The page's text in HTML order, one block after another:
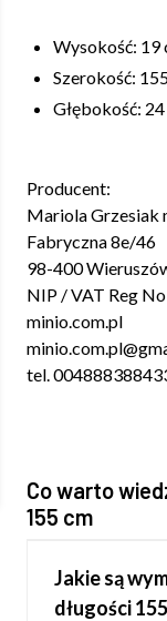
Wysokość: 19
Szerokość:
Głębokość:
Producent:
Mariola Grzesiak
Fabryczna 8e/46
98-400
NIP / VAT Reg
minio.com.pl
tel.
Co warto
155 cm
Jakie są
długości